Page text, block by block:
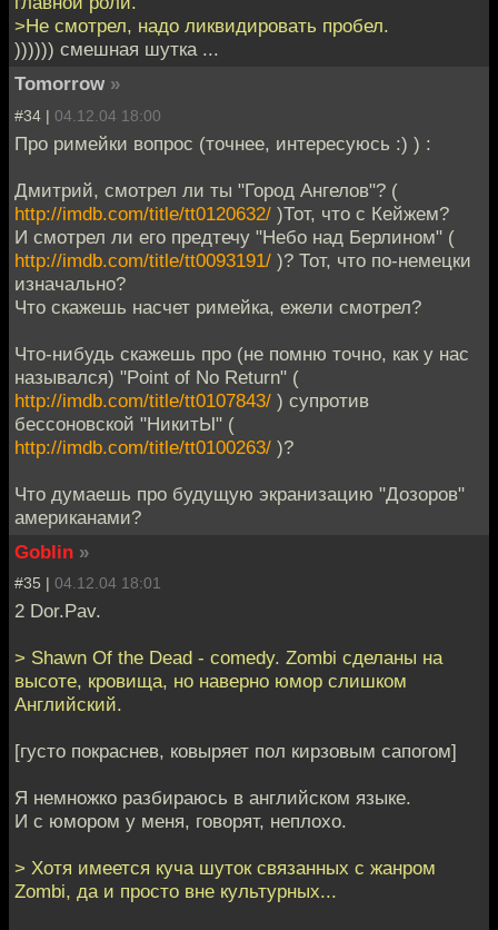
>Не смотрел, надо ликвидировать пробел.
)))))) смешная шутка ...
Tomorrow »
#34 | 04.12.04 18:00
Про римейки вопрос (точнее, интересуюсь :) ) :
Дмитрий, смотрел ли ты "Город Ангелов"? (
http://imdb.com/title/tt0120632/ )Тот, что с Кейжем?
И смотрел ли его предтечу "Небо над Берлином" (
http://imdb.com/title/tt0093191/ )? Тот, что по-немецки
изначально?
Что скажешь насчет римейка, ежели смотрел?
Что-нибудь скажешь про (не помню точно, как у нас
назывался) "Point of No Return" (
http://imdb.com/title/tt0107843/ ) супротив
бессоновской "НикитЫ" (
http://imdb.com/title/tt0100263/ )?
Что думаешь про будущую экранизацию "Дозоров"
американами?
Goblin »
#35 | 04.12.04 18:01
2 Dor.Pav.
> Shawn Of the Dead - comedy. Zombi сделаны на
высоте, кровища, но наверно юмор слишком
Английский.
[густо покраснев, ковыряет пол кирзовым сапогом]
Я немножко разбираюсь в английском языке.
И с юмором у меня, говорят, неплохо.
> Хотя имеется куча шуток связанных с жанром
Zombi, да и просто вне культурных...